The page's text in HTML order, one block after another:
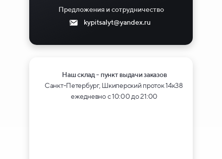
Предложения и сотрудничество
kypitsalyt@yandex.ru
Наш склад - пункт выдачи заказов
Санкт-Петербург, Шкиперский проток 14к38
ежедневно с 10:00 до 21:00